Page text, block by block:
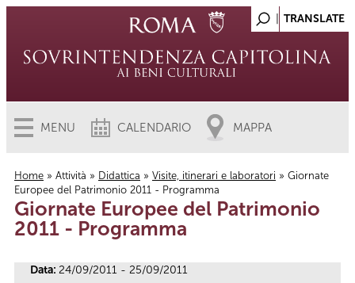
MENU CALENDARIO MAPPA
Tu sei qui
Home » Attività » Didattica » Visite, itinerari e laboratori » Giornate
Europee del Patrimonio 2011 - Programma
Giornate Europee del Patrimonio
2011 - Programma
Data: 24/09/2011 - 25/09/2011